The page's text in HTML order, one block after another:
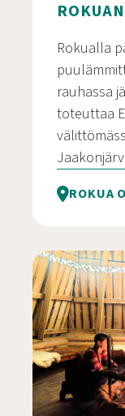
Rokualla
rauhassa
toteuttaa
ROKUA